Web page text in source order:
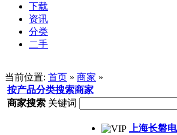
下载
资讯
分类
二手
当前位置: 首页 » 商家 »
按产品分类搜索商家
商家搜索 关键词
上海长磐